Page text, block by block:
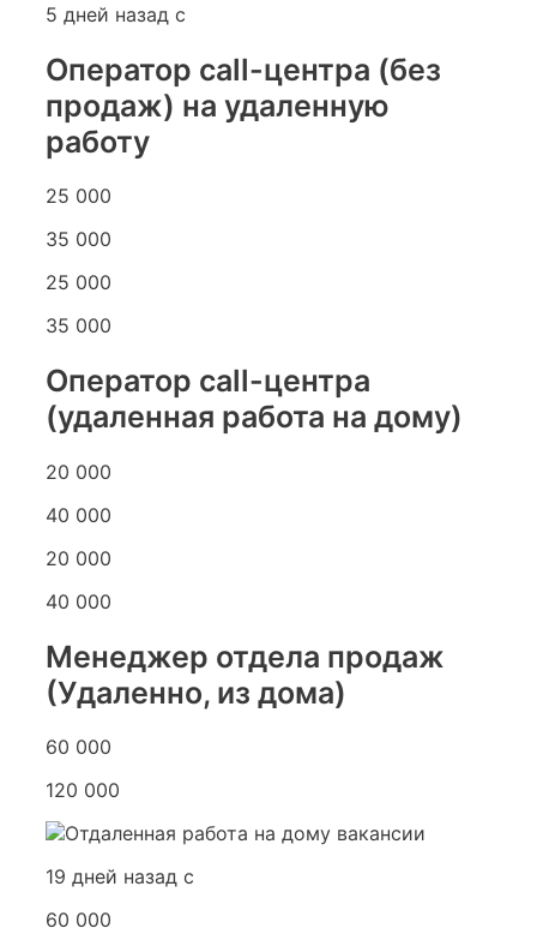
5 дней назад с
Оператор call-центра (без
продаж) на удаленную
работу
25 000
35 000
25 000
35 000
Оператор call-центра
(удаленная работа на дому)
20 000
40 000
20 000
40 000
Менеджер отдела продаж
(Удаленно, из дома)
60 000
120 000
19 дней назад с
60 000